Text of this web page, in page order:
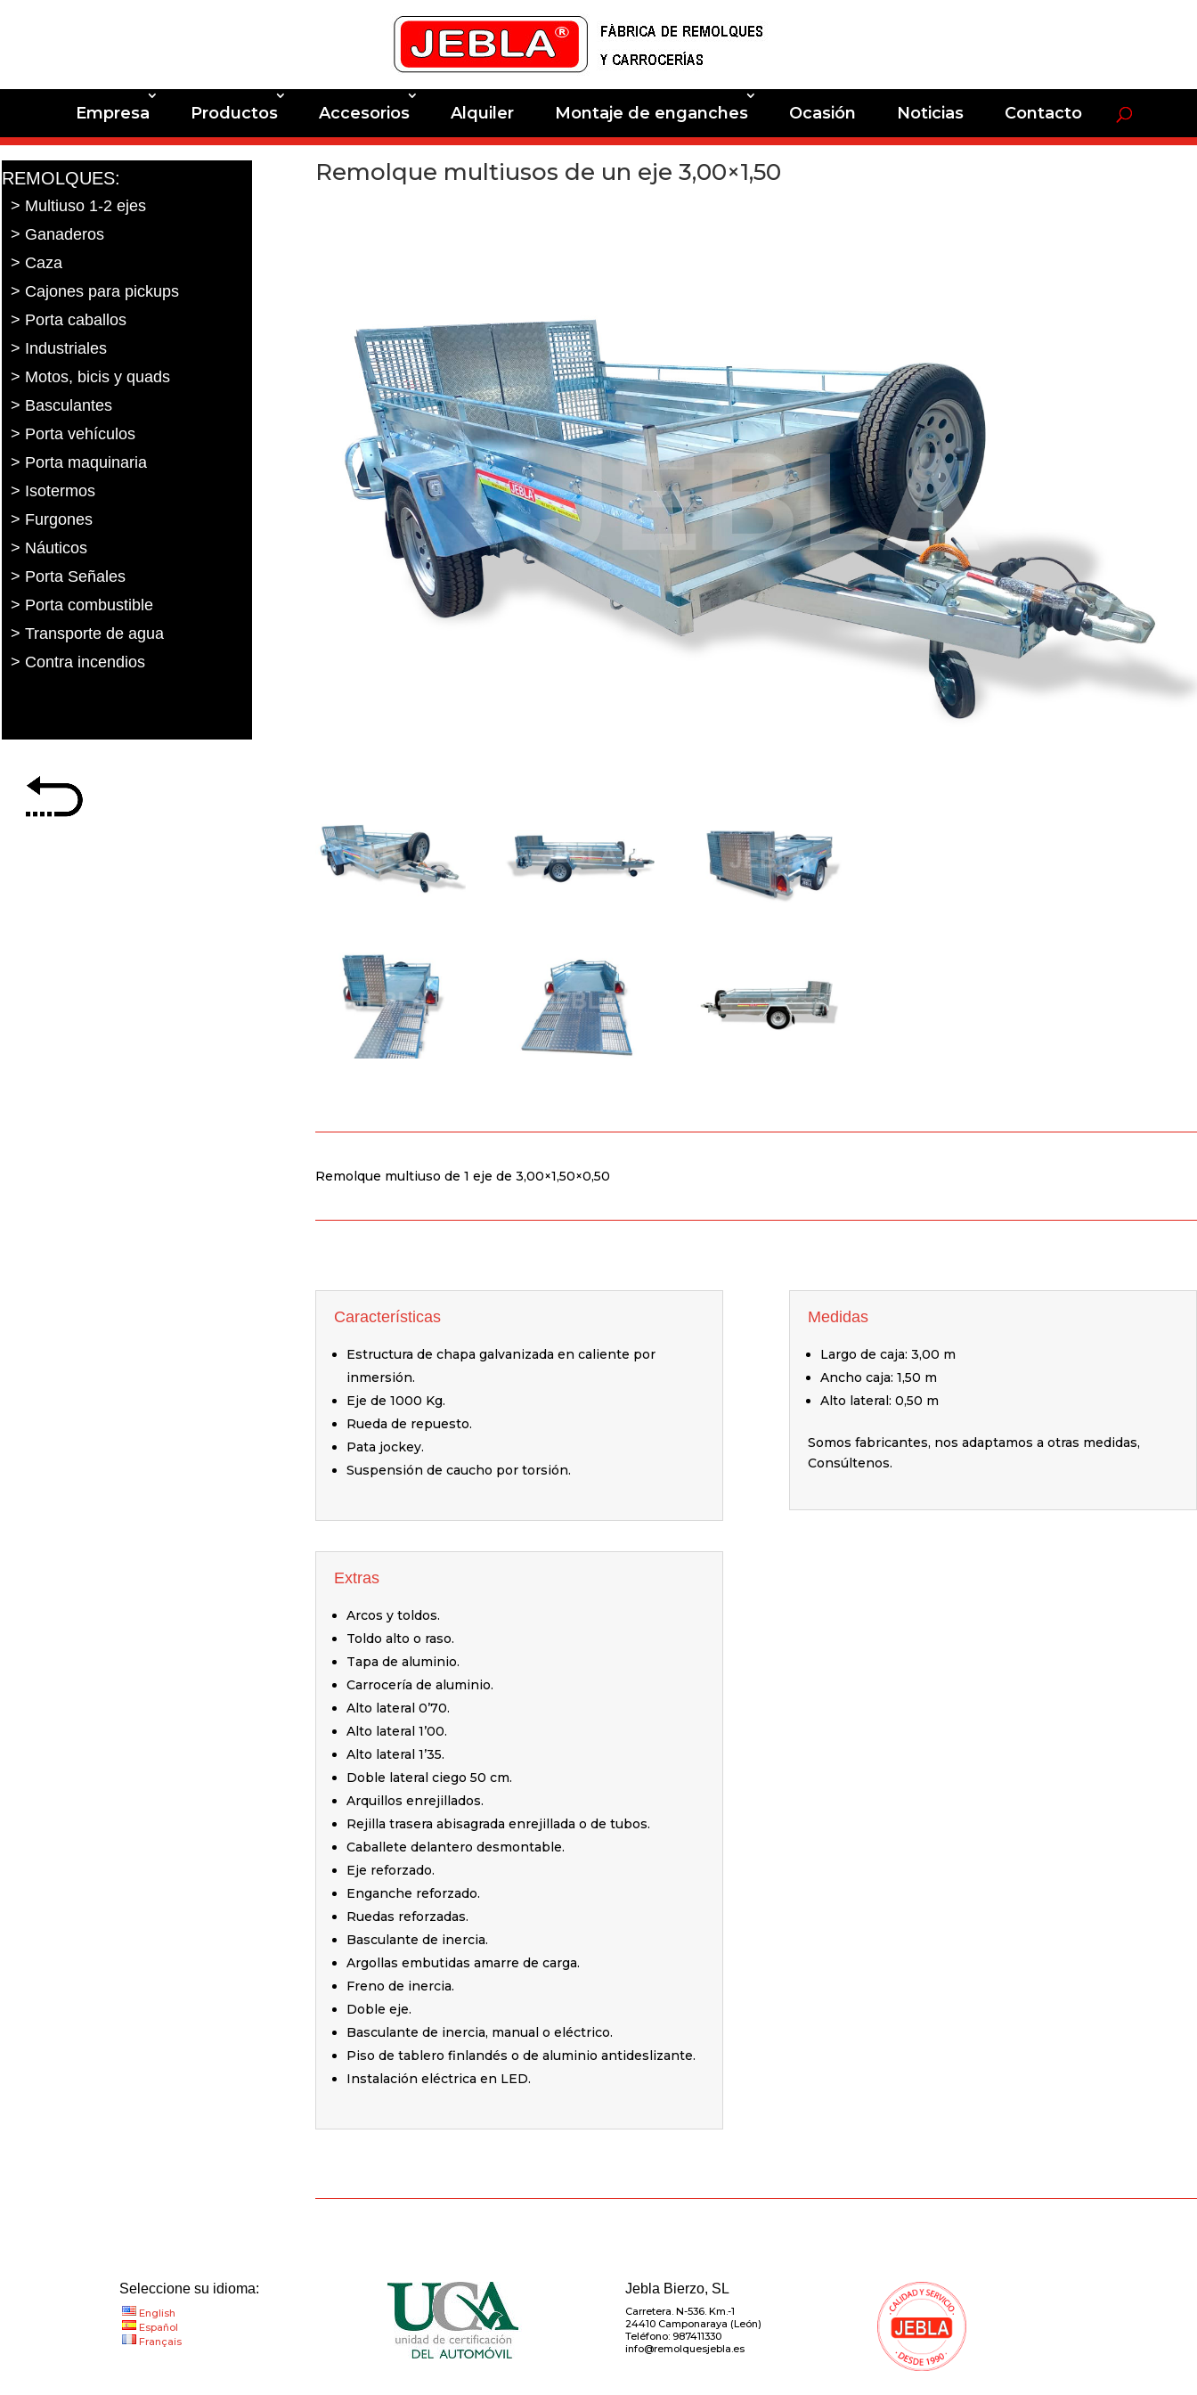
Empresa Productos Accesorios Alquiler Montaje de enganches Ocasión Noticias Contacto
REMOLQUES:
> Multiuso 1-2 ejes
> Ganaderos
> Caza
> Cajones para pickups
> Porta caballos
> Industriales
> Motos, bicis y quads
> Basculantes
> Porta vehículos
> Porta maquinaria
> Isotermos
> Furgones
> Náuticos
> Porta Señales
> Porta combustible
> Transporte de agua
> Contra incendios
Remolque multiusos de un eje 3,00×1,50
Remolque multiuso de 1 eje de 3,00×1,50×0,50
Características
Estructura de chapa galvanizada en caliente por
inmersión.
Eje de 1000 Kg.
Rueda de repuesto.
Pata jockey.
Suspensión de caucho por torsión.
Extras
Arcos y toldos.
Toldo alto o raso.
Tapa de aluminio.
Carrocería de aluminio.
Alto lateral 0’70.
Alto lateral 1’00.
Alto lateral 1’35.
Doble lateral ciego 50 cm.
Arquillos enrejillados.
Rejilla trasera abisagrada enrejillada o de tubos.
Caballete delantero desmontable.
Eje reforzado.
Enganche reforzado.
Ruedas reforzadas.
Basculante de inercia.
Argollas embutidas amarre de carga.
Freno de inercia.
Doble eje.
Basculante de inercia, manual o eléctrico.
Piso de tablero finlandés o de aluminio antideslizante.
Instalación eléctrica en LED.
Medidas
Largo de caja: 3,00 m
Ancho caja: 1,50 m
Alto lateral: 0,50 m
Somos fabricantes, nos adaptamos a otras medidas,
Consúltenos.
Seleccione su idioma:
English
Español
Français
Jebla Bierzo, SL
Carretera. N-536. Km.-1
24410 Camponaraya (León)
Teléfono: 987411330
info@remolquesjebla.es